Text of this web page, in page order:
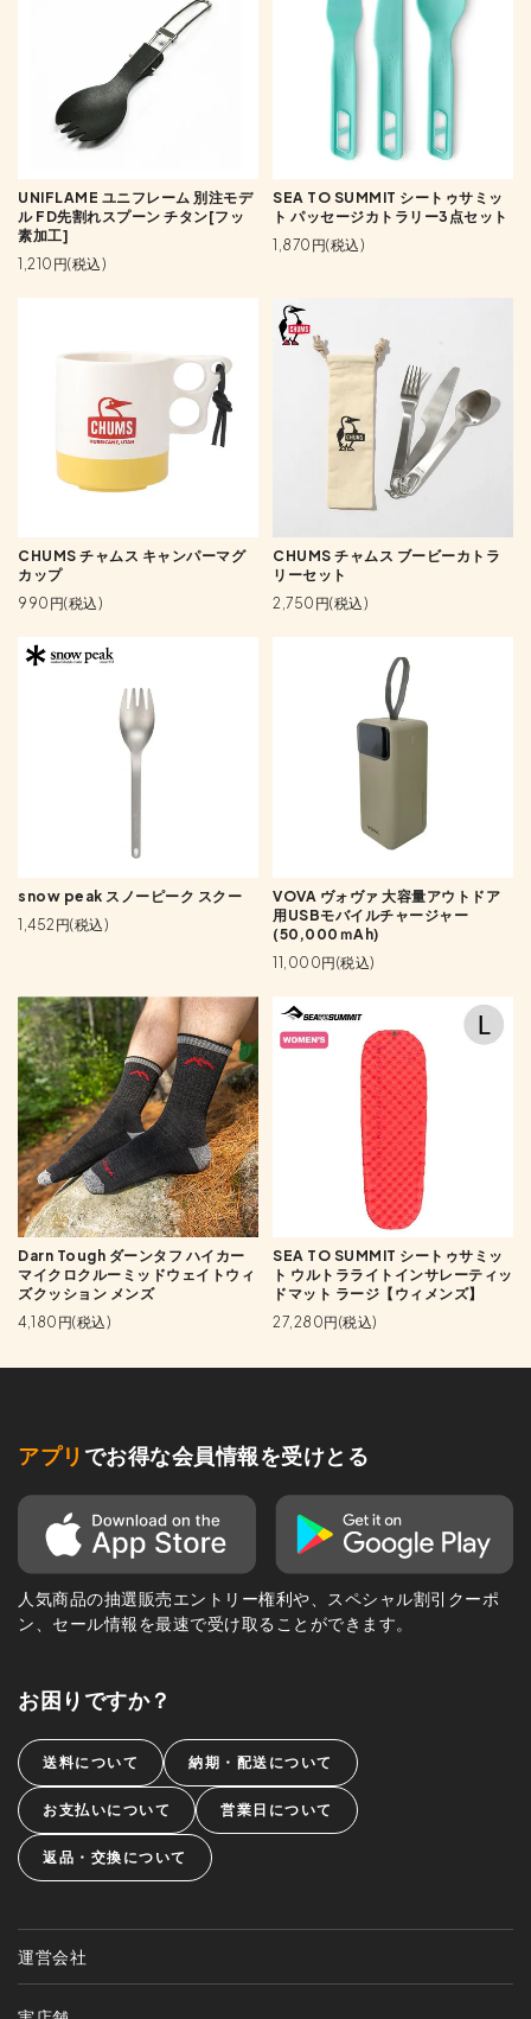
UNIFLAME ユニフレーム 別注モデ
ル FD先割れスプーン チタン[フッ
素加工]
1,210円(税込)
SEA TO SUMMIT シートゥサミッ
ト パッセージカトラリー3点セット
1,870円(税込)
CHUMS チャムス キャンパーマグ
カップ
990円(税込)
CHUMS チャムス ブービーカトラ
リーセット
2,750円(税込)
snow peak スノーピーク スクー
1,452円(税込)
VOVA ヴォヴァ 大容量アウトドア
用USBモバイルチャージャー
(50,000ｍAh)
11,000円(税込)
Darn Tough ダーンタフ ハイカー
マイクロクルーミッドウェイトウィ
ズクッション メンズ
4,180円(税込)
SEA TO SUMMIT シートゥサミッ
ト ウルトラライトインサレーティッ
ドマット ラージ【ウィメンズ】
27,280円(税込)
アプリ でお得な会員情報を受けとる
人気商品の抽選販売エントリー権利や、スペシャル割引クーポ
ン、セール情報を最速で受け取ることができます。
お困りですか？
送料について 納期・配送について
お支払いについて 営業日について
返品・交換について
運営会社